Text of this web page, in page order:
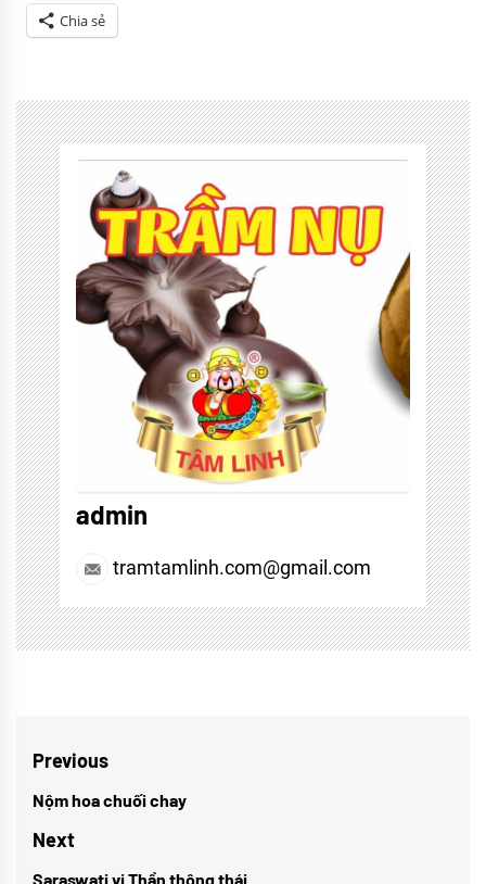
Chia sẻ
món
chay
admin
tramtamlinh.com@gmail.com
Điều
hướng
bài
Previous
Previous
post:
Nộm hoa chuối chay
Next
Saraswati vị Thần thông thái